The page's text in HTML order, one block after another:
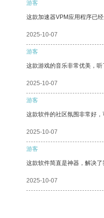
游客
这款加速器VPM应用程序已
2025-10-07
游客
这款游戏的音乐非常优美，听
2025-10-07
游客
这款软件的社区氛围非常好，
2025-10-07
游客
这款软件简直是神器，解决了
2025-10-07